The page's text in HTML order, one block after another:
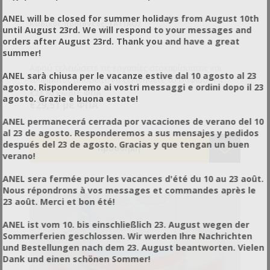
Κωδικός προϊόντος: TA11AO2
τριψίματος μπορείτε να ξεκινήσετε το βάψιμο. Τα
αστάρι είναι το πρώτο υλικό που θα περάσετε. Πάνω
από τα αστάρια βάφετε με τα χρώματα. Αν θα
τότε αυτό είναι το αστάρι που χρειάζεστε.
Συνδυάζεται με νερό. Δε συνδυάζεται με χημικούς
διαλύτες.
€23,80 χωρίς ΦΠΑ
€29,51 με ΦΠΑ
ANEL will be closed for summer holidays from August 10th
until August 23rd. We will respond to your messages and
orders after August 23rd. Thank you and have a great
summer!
ANEL sarà chiusa per le vacanze estive dal 10 agosto al 23
agosto. Risponderemo ai vostri messaggi e ordini dopo il 23
agosto. Grazie e buona estate!
ANEL permanecerá cerrada por vacaciones de verano del 10
al 23 de agosto. Responderemos a sus mensajes y pedidos
después del 23 de agosto. Gracias y que tengan un buen
verano!
ANEL sera fermée pour les vacances d'été du 10 au 23 août.
Nous répondrons à vos messages et commandes après le
23 août. Merci et bon été!
ANEL ist vom 10. bis einschließlich 23. August wegen der
Sommerferien geschlossen. Wir werden Ihre Nachrichten
und Bestellungen nach dem 23. August beantworten. Vielen
Dank und einen schönen Sommer!